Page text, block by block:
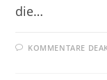
die…
KOMMENTARE